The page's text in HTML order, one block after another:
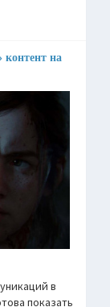
контент на
в
показать